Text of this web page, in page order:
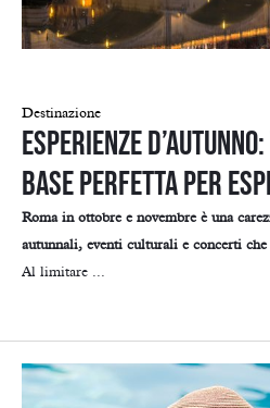
Destinazione
Esperienze
base perfetta per
Roma in ottobre e novembre è una
autunnali, eventi culturali e concerti che
Al limitare ...